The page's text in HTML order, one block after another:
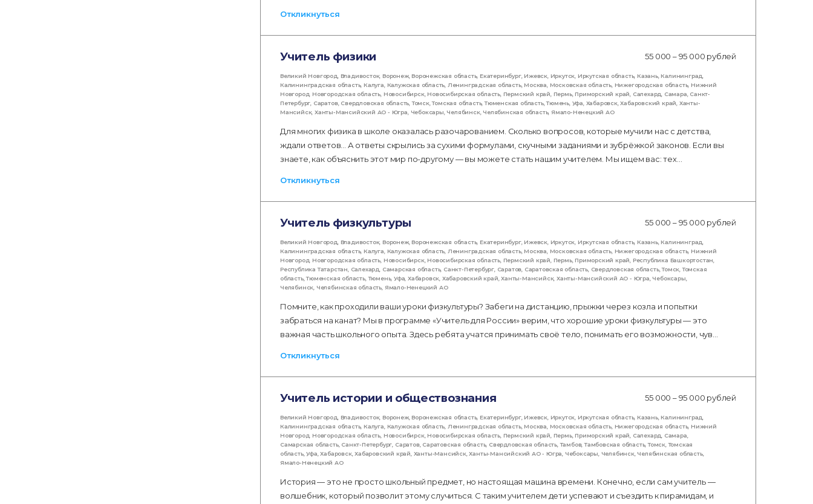
Откликнуться
Учитель физики 55 000 – 95 000 рублей
Великий Новгород Владивосток, Воронеж, Воронежская область, Екатеринбург, Ижевск, Иркутск Иркутская область, Казань, Калининград
Калининградская область, Калуга Калужская область Ленинградская область, Москва Московская область, Нижегородская область, Нижний
Новгород Новгородская область Новосибирск, Новосибирская область, Пермский край Пермь, Приморский край Салехард Самара Санкт-
Петербург Саратов, Свердловская область ,Томск,Томская область,Тюменская область,Тюмень, Уфа Хабаровск,Хабаровский край Ханты-
Мансийск,Ханты-Мансийский АО - Югра Чебоксары Челябинск, Челябинская область, Ямало-Ненецкий АО
Для многих физика в школе оказалась разочарованием. Сколько вопросов, которые мучили нас с детства,
ждали ответов... А ответы скрылись за сухими формулами, скучными заданиями и зубрёжкой законов. Если вы
знаете, как объяснить этот мир по-другому — вы можете стать нашим учителем. Мы ищем вас: тех…
Откликнуться
Учитель физкультуры 55 000 – 95 000 рублей
Великий Новгород Владивосток, Воронеж, Воронежская область, Екатеринбург, Ижевск, Иркутск Иркутская область, Казань, Калининград
Калининградская область, Калуга Калужская область Ленинградская область, Москва Московская область, Нижегородская область, Нижний
Новгород Новгородская область Новосибирск, Новосибирская область, Пермский край Пермь, Приморский край Республика Башкортостан
Республика Татарстан
Салехард Самарская область, Санкт-Петербург, Саратов Саратовская область, Свердловская область,Томск ,Томская
область,Тюменская область,Тюмень, Уфа Хабаровск Хабаровский край ,Ханты-Мансийск, Ханты-Мансийский АО - Югра Чебоксары
Челябинск Челябинская область Ямало-Ненецкий АО
Помните, как проходили ваши уроки физкультуры? Забеги на дистанцию, прыжки через козла и попытки
забраться на канат? Мы в программе «Учитель для России» верим, что хорошие уроки физкультуры — это
важная часть школьного опыта. Здесь ребята учатся принимать своё тело, понимать его возможности, чув…
Откликнуться
Учитель истории и обществознания 55 000 – 95 000 рублей
Великий Новгород Владивосток, Воронеж, Воронежская область, Екатеринбург, Ижевск, Иркутск Иркутская область, Казань, Калининград
Калининградская область, Калуга Калужская область Ленинградская область, Москва Московская область, Нижегородская область, Нижний
Новгород Новгородская область Новосибирск, Новосибирская область, Пермский край Пермь, Приморский край Салехард Самара
Самарская область, Санкт-Петербург Саратов, Саратовская область, Свердловская область,Тамбов,Тамбовская область,Томск,Томская
область,Уфа ,Хабаровск,Хабаровский край Ханты-Мансийск,Ханты-Мансийский АО - Югра Чебоксары Челябинск, Челябинская область,
Ямало-Ненецкий АО
История — это не просто школьный предмет, но настоящая машина времени. Конечно, если сам учитель —
волшебник, который позволит этому случиться. С таким учителем дети успевают и съездить к пирамидам, и